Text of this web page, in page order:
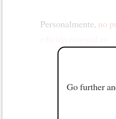
Personalmente, no
Go further